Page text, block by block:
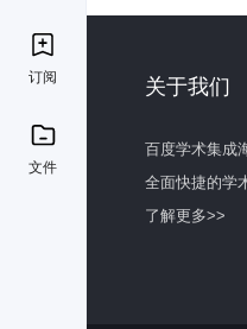
订阅
文件
关于我们
百度学术集成
全面快捷的学
了解更多>>